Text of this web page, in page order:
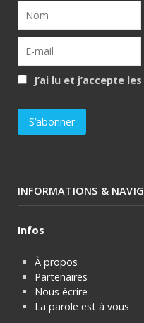
J’ai lu et j’accepte les
INFORMATIONS &
Infos
À propos
Partenaires
Nous écrire
La parole est à vous